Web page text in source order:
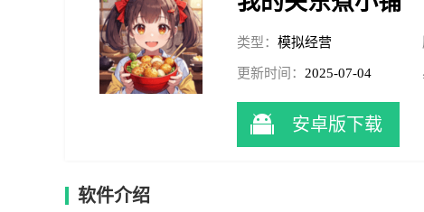
类型： 模拟经营
更新时间： 2025-07-04
17:41:39
安卓版下载
软件介绍